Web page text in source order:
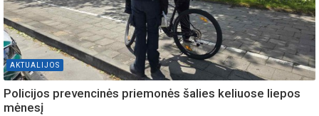
AKTUALIJOS
Policijos prevencinės priemonės šalies keliuose liepos
mėnesį